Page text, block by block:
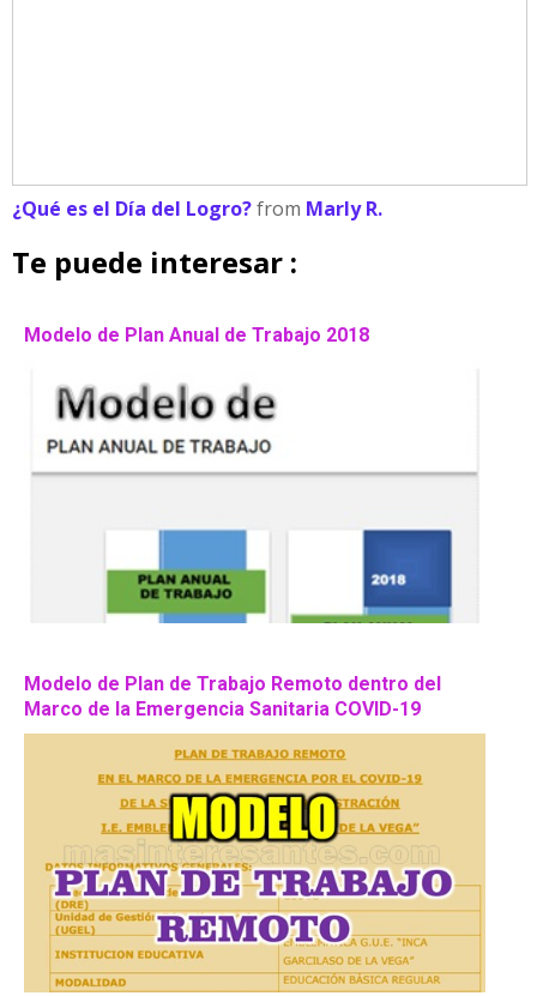
¿Qué es el Día del Logro?from Marly R.
Te puede interesar :
Modelo de Plan Anual de Trabajo 2018
Modelo de Plan de Trabajo Remoto dentro del
Marco de la Emergencia Sanitaria COVID-19